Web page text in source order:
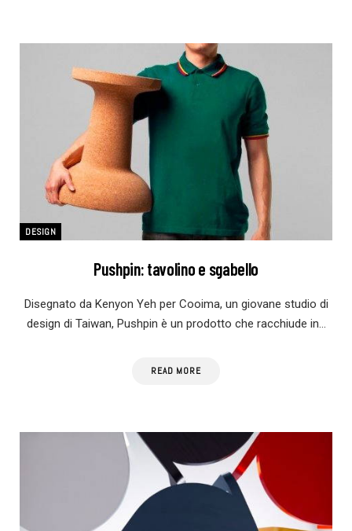
DESIGN
Pushpin: tavolino e sgabello
Disegnato da Kenyon Yeh per Cooima, un giovane studio di
design di Taiwan, Pushpin è un prodotto che racchiude in…
READ MORE